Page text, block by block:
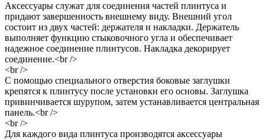
Аксессуары служат для соединения частей плинтуса и
придают завершенность внешнему виду. Внешний угол
состоит из двух частей: держателя и накладки. Держатель
выполняет функцию стыковочного угла и обеспечивает
надежное соединение плинтусов. Накладка декорирует
соединение.<br />
<br />
С помощью специального отверстия боковые заглушки
крепятся к плинтусу после установки его основы. Заглушка
привинчивается шурупом, затем устанавливается центральная
панель.<br />
<br />
Для каждого вида плинтуса производятся аксессуары